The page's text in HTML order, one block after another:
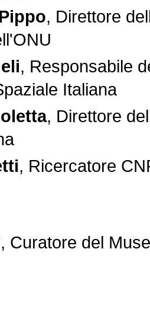
, Direttore
, Responsabile
Italiana
, Direttore
, Ricercatore
, Curatore del